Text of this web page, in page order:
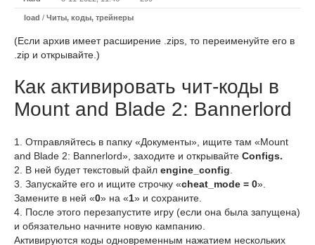
load / Читы, коды, трейнеры
(Если архив имеет расширение .zips, то переименуйте его в
.zip и открывайте.)
Как активировать чит-коды в
Mount and Blade 2: Bannerlord
1. Отправляйтесь в папку «Документы», ищите там «Mount
and Blade 2: Bannerlord», заходите и открывайте Configs.
2. В ней будет текстовый файл engine_config
3. Запускайте его и ищите строчку «cheat_mode = 0».
Замените в ней «0» на «1» и сохраните.
4. После этого перезапустите игру (если она была запущена)
и обязательно начните новую кампанию.
Активируются коды одновременным нажатием нескольких